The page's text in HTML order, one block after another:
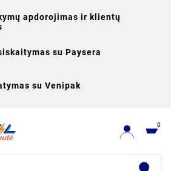
apdorojimas ir klientų
su Paysera
su Venipak
0